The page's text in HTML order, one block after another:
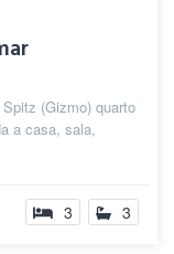
(Gizmo) quarto
a casa, sala,
3 3